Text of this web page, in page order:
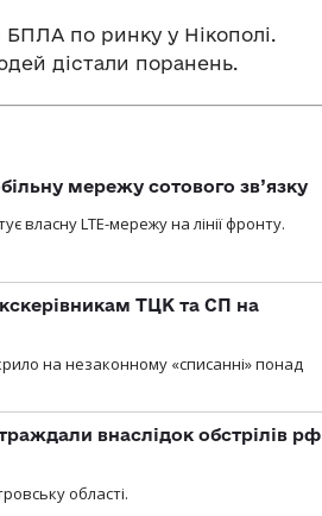
БПЛА по ринку у Нікополі.
дістали поранень.
мережу сотового зв’язку
власну LTE-мережу на лінії фронту.
ТЦК та СП на
на незаконному «списанні» понад
внаслідок обстрілів рф
області.